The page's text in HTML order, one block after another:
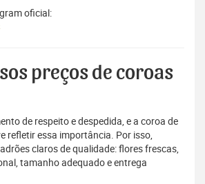
oficial:
preços de coroas
de respeito e despedida, e a coroa de
refletir essa importância. Por isso,
claros de qualidade: flores frescas,
tamanho adequado e entrega